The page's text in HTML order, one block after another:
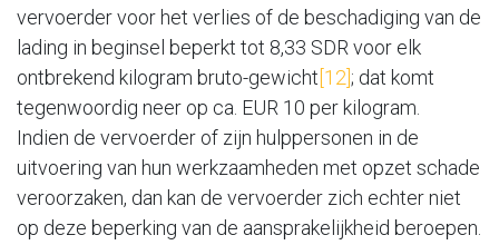
vervoerder voor het verlies of de beschadiging van de
lading in beginsel beperkt tot 8,33 SDR voor elk
ontbrekend kilogram bruto-gewicht [12] ; dat komt
tegenwoordig neer op ca. EUR 10 per kilogram.
Indien de vervoerder of zijn hulppersonen in de
uitvoering van hun werkzaamheden met opzet schade
veroorzaken, dan kan de vervoerder zich echter niet
op deze beperking van de aansprakelijkheid beroepen.